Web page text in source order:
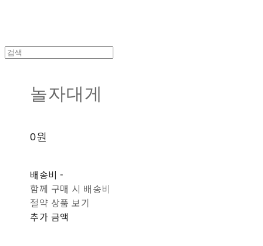
놀자대게
0원
배송비-
함께 구매 시 배송비
절약 상품 보기
추가 금액